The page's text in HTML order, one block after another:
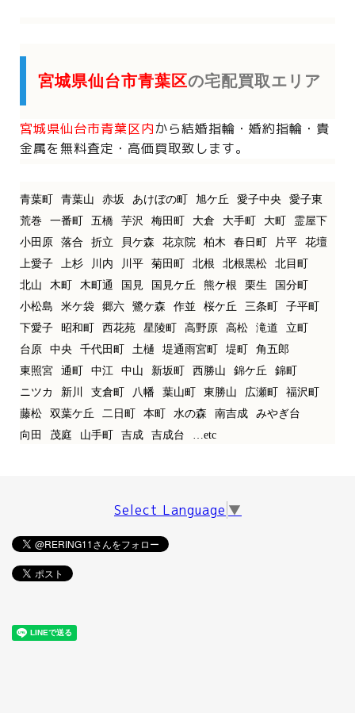
宮城県仙台市青葉区の宅配買取エリア
宮城県仙台市青葉区内から結婚指輪・婚約指輪・貴
金属を無料査定・高価買取致します。
青葉町 青葉山 赤坂 あけぼの町 旭ケ丘 愛子中央
愛子東
荒巻
一番町 五橋 芋沢 梅田町 大倉 大手町 大町
霊屋下
小田原
落合 折立 貝ケ森 花京院 柏木 春日町 片平
花壇
上愛子
上杉 川内 川平 菊田町 北根 北根黒松
北目町
北山
木町 木町通 国見 国見ケ丘 熊ケ根 栗生
国分町
小松島
米ケ袋 郷六 鷺ケ森 作並 桜ケ丘 三条町
子平町
下愛子
昭和町 西花苑 星陵町 高野原 高松 滝道
立町
台原
中央 千代田町 土樋 堤通雨宮町 堤町
角五郎
東照宮
通町 中江 中山 新坂町 西勝山 錦ケ丘
錦町
ニツカ
新川 支倉町 八幡 葉山町 東勝山 広瀬町
福沢町
藤松
双葉ケ丘 二日町 本町 水の森 南吉成
みやぎ台
向田
茂庭 山手町 吉成 吉成台 …etc
Select Language ▼